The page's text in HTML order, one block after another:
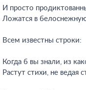
И просто
Ложатся в
Всем известны строки:
Когда б вы знали, из
Растут стихи, не ведая